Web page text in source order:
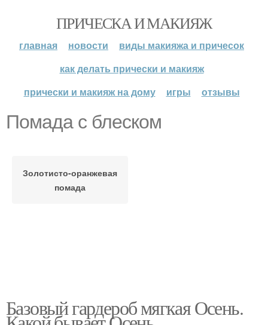
ПРИЧЕСКА И МАКИЯЖ
главная новости
виды макияжа и причесок
как делать прически и макияж
прически и макияж на дому
игры отзывы
Помада с блеском
Золотисто-оранжевая
помада
Базовый гардероб мягкая Осень.